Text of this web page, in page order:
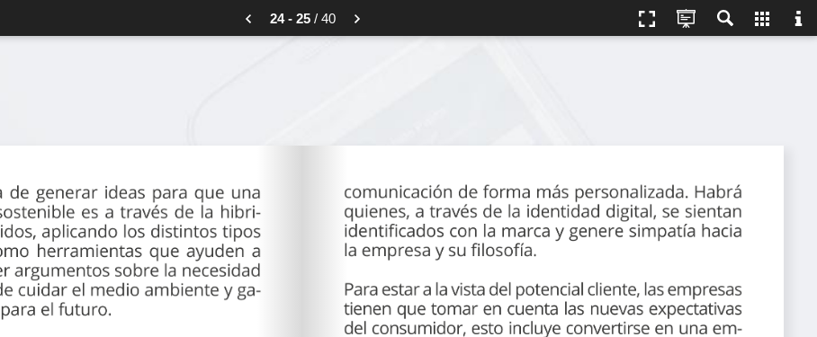
24 - 25/ 40